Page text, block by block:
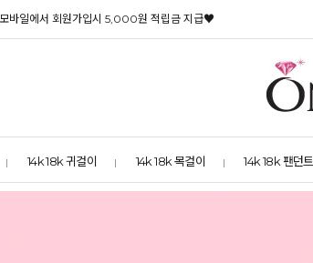
바일에서 회원가입시 5,000원 적립금 지급♥
14k 18k 귀걸이 14k 18k 목걸이 14k 18k 팬던트